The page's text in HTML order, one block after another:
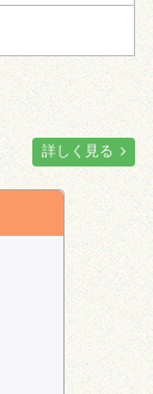
詳しく見る